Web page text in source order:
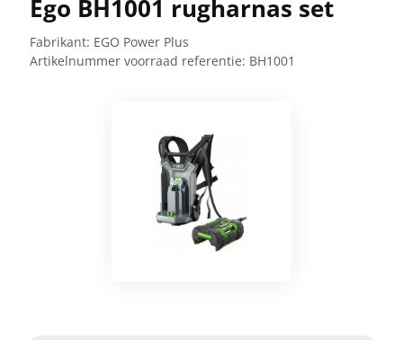
Ego BH1001 rugharnas set
Fabrikant: EGO Power Plus
Artikelnummer voorraad referentie: BH1001